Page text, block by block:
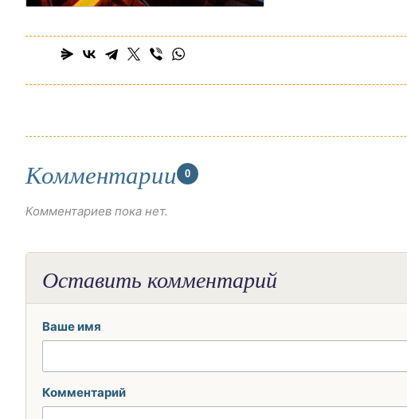
Комментарии 0
Комментариев пока нет.
Оставить комментарий
Ваше имя
Комментарий